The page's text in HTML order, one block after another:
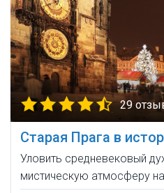
29
Старая Прага в
Уловить средневековый
мистическую атмосферу